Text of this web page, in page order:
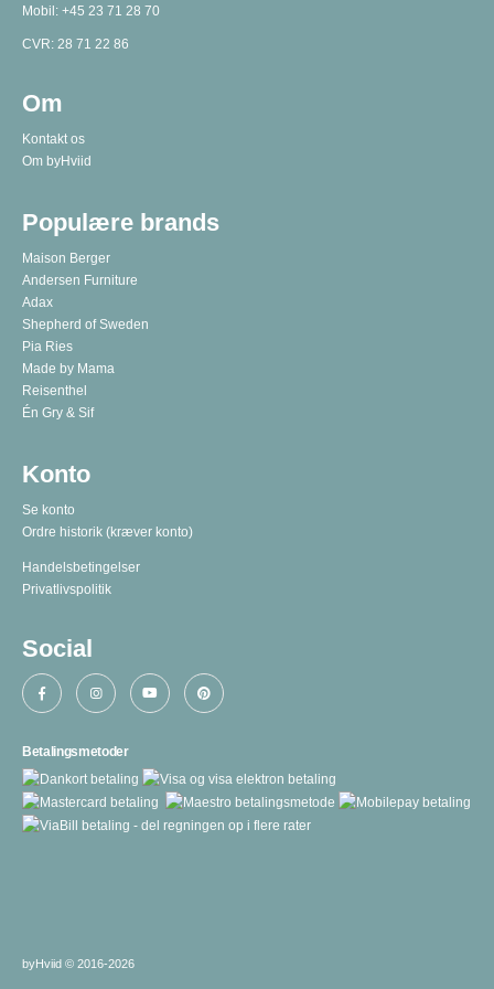
Mobil: +45 23 71 28 70
CVR: 28 71 22 86
Om
Kontakt os
Om byHviid
Populære brands
Maison Berger
Andersen Furniture
Adax
Shepherd of Sweden
Pia Ries
Made by Mama
Reisenthel
Én Gry & Sif
Konto
Se konto
Ordre historik (kræver konto)
Handelsbetingelser
Privatlivspolitik
Social
Betalingsmetoder
byHviid © 2016-2026